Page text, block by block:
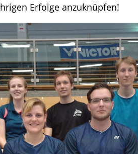
Erfolge anzuknüpfen!